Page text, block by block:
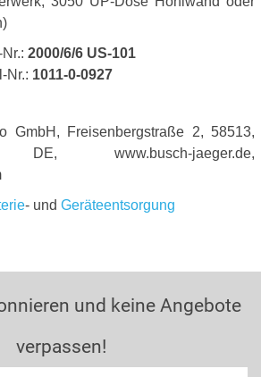
2000/6/6 US-101
Nr.: 1011-0-0927
GmbH, Freisenbergstraße 2, 58513,
DE, www.busch-jaeger.de,
- und Geräteentsorgung
und keine Angebote
verpassen!